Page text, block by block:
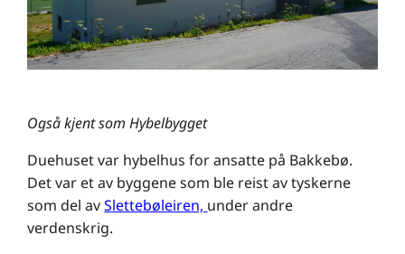
Også kjent som Hybelbygget
Duehuset var hybelhus for ansatte på Bakkebø.
Det var et av byggene som ble reist av tyskerne
som del avSlettebøleiren, under andre
verdenskrig.